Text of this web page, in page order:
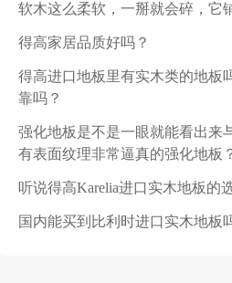
软木这么柔软，一掰就会碎，它
得高家居品质好吗？
得高进口地板里有实木类的地板
靠吗？
强化地板是不是一眼就能看出来
有表面纹理非常逼真的强化地板
听说得高Karelia进口实木地板的
国内能买到比利时进口实木地板